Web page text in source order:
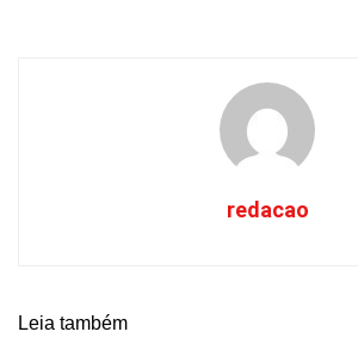
redacao
Leia também